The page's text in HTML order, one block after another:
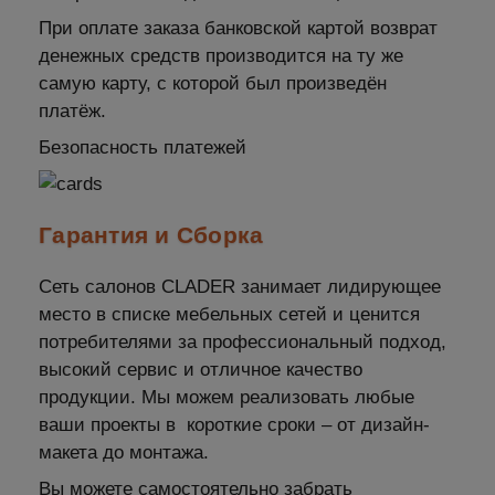
При оплате заказа банковской картой возврат
денежных средств производится на ту же
самую карту, с которой был произведён
платёж.
Безопасность платежей
Гарантия и Сборка
Сеть салонов CLADER занимает лидирующее
место в списке мебельных сетей и ценится
потребителями за профессиональный подход,
высокий сервис и отличное качество
продукции. Мы можем реализовать любые
ваши проекты в короткие сроки – от дизайн-
макета до монтажа.
Вы можете самостоятельно забрать